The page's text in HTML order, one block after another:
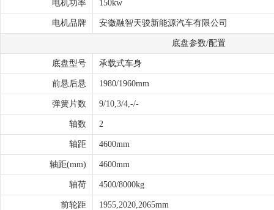
电机功率 150kw
电机品牌 安徽融智天骏新能源汽车有限公司
底盘参数/配置
底盘型号 承载式车身
前悬后悬 1980/1960mm
弹簧片数 9/10,3/4,-/-
轴数 2
轴距 4600mm
轴距(mm) 4600mm
轴荷 4500/8000kg
前轮距 1955,2020,2065mm